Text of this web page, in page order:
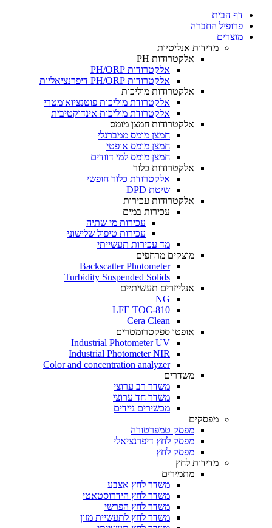
דף הבית
פרופיל החברה
מוצרים
מדידות אנליטיות
אלקטרודות PH
אלקטרודות PH/ORP
אלקטרודות PH/ORP דיפרנציאליות
אלקטרודות מוליכות
אלקטרודת מוליכות פוטנציואומטרי
אלקטרודת מוליכות אינדוקטיבית
אלקטרודות חמצן מומס
חמצן מומס ממברנלי
חמצן מומס אופטי
חמצן מומס למי דוודים
אלקטרודות כלור
אלקטרודת כלור חופשי
שיטת DPD
אלקטרודות עכירות
עכירות במים
עכירות מי שתיה
עכירות טיפול שלישוני
מד עכירות תעשייתי
מוצקים מרחפים
Backscatter Photometer
Turbidity Suspended Solids
אנלייזרים תעשיתיים
NG
LFE TOC-810
Cera Clean​
אופטו ספקטרומטרים
Industrial Photometer UV
Industrial Photometer NIR
Color and concentration analyzer
משדרים
משדר רב ערוצי
משדר חד ערוצי
מכשירים ניידים
מפסקים
מפסק טמפרטורה
מפסק לחץ דיפרנציאלי
מפסק לחץ
מדידות לחץ
מתמירים
משדר לחץ אצבע
משדר לחץ הידרוסטאטי
משדר לחץ הפרשי
משדר לחץ לתעשיית מזון